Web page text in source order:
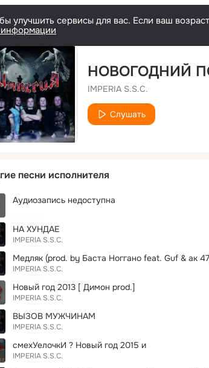
улучшить сервисы для вас. Если ваш
НОВОГОДНИЙ
IMPERIA S.S.C.
Слушать
песни исполнителя
Аудиозапись недоступна
НА ХУНДАЕ
IMPERIA S.S.C.
Медляк (prod. by Баста Ноггано feat. Guf & ак
IMPERIA S.S.C.
Новый год 2013 [ Димон prod.]
IMPERIA S.S.C.
ВЫЗОВ МУЖЧИНАМ
IMPERIA S.S.C.
смехУелочкИ ? Новый год 2015 и
IMPERIA S.S.C.